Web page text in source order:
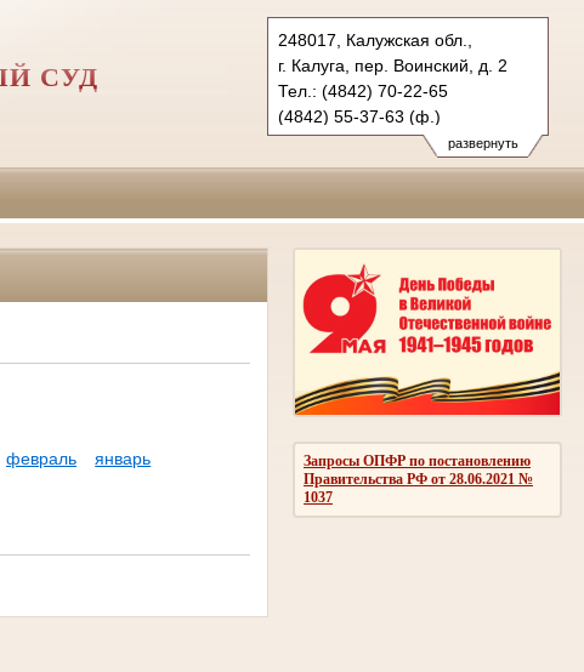
развернуть
248017, Калужская обл.,
г. Калуга, пер. Воинский, д. 2
Тел.: (4842) 70-22-65
(4842) 55-37-63 (ф.)
kgvs.klg@sudrf.ru
СУД
Запросы ОПФР по постановлению
Правительства РФ от 28.06.2021 №
1037
февраль
январь